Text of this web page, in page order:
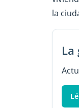
la